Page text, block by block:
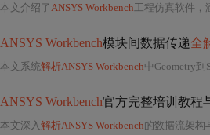
本文介绍了ANSYS Workbench工程仿真软件，涵
ANSYS Workbench模块间数据传递全
本文系统解析ANSYS Workbench中Geometry
ANSYS Workbench官方完整培训教程
本文深入解析ANSYS Workbench的数据流架构